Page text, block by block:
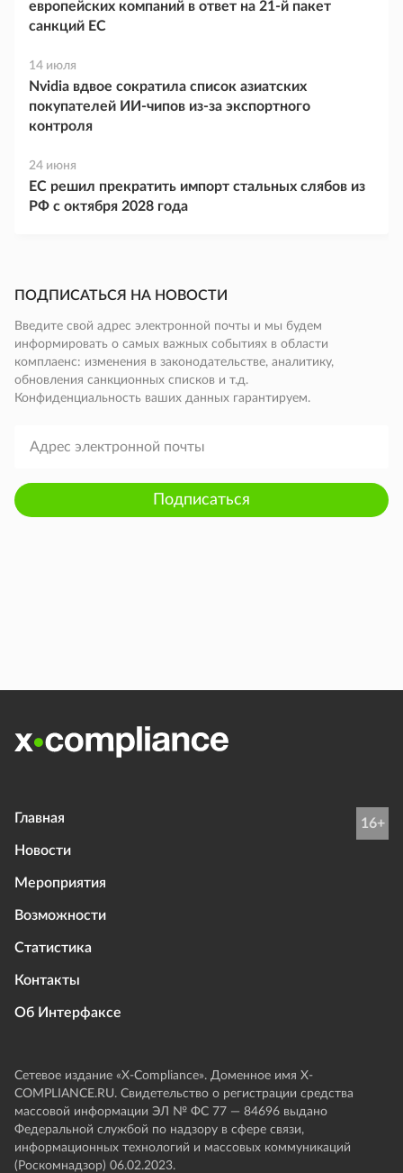
европейских компаний в ответ на 21-й пакет
санкций ЕС
14 июля
Nvidia вдвое сократила список азиатских
покупателей ИИ-чипов из-за экспортного
контроля
24 июня
ЕС решил прекратить импорт стальных слябов из
РФ с октября 2028 года
ПОДПИСАТЬСЯ НА НОВОСТИ
Введите свой адрес электронной почты и мы будем
информировать о самых важных событиях в области
комплаенс: изменения в законодательстве, аналитику,
обновления санкционных списков и т.д.
Конфиденциальность ваших данных гарантируем.
Подписаться
Главная
Новости
Мероприятия
Возможности
Статистика
Контакты
Об Интерфаксе
16+
Сетевое издание «Х-Compliance». Доменное имя X-
COMPLIANCE.RU. Свидетельство о регистрации средства
массовой информации ЭЛ № ФС 77 — 84696 выдано
Федеральной службой по надзору в сфере связи,
информационных технологий и массовых коммуникаций
(Роскомнадзор) 06.02.2023.